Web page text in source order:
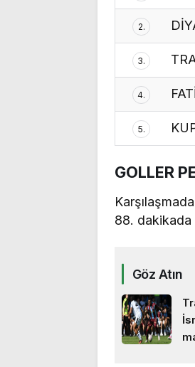
2.
3.
4.
5.
GOLLER
88. dakikada
Göz Atın